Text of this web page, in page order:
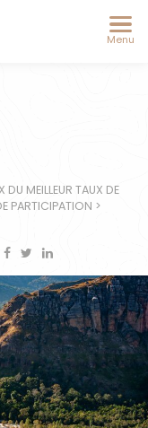
Menu
MEILLEUR TAUX DE
PARTICIPATION >